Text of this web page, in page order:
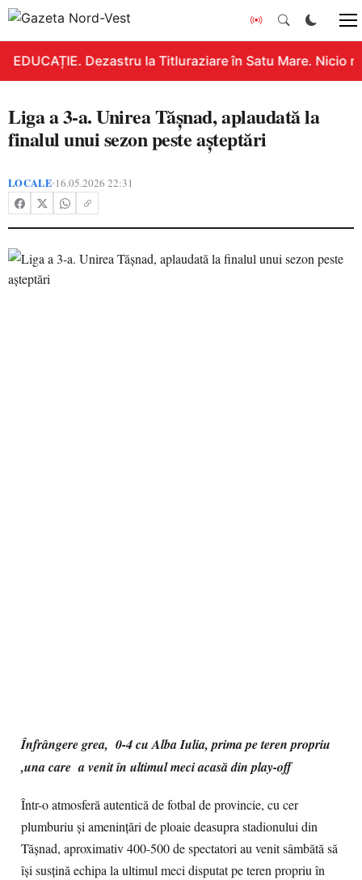
EDUCAȚIE. Dezastru la Titluraziare în Satu Mare. Nicio
Liga a 3-a. Unirea Tășnad, aplaudată la
finalul unui sezon peste așteptări
LOCALE•16.05.2026 22:31
Înfrângere grea, 0-4 cu Alba Iulia, prima pe teren propriu
,una care a venit în ultimul meci acasă din play-off
Într-o atmosferă autentică de fotbal de provincie, cu cer
plumburiu și amenințări de ploaie deasupra stadionului din
Tășnad, aproximativ 400-500 de spectatori au venit sâmbătă să
își susțină echipa la ultimul meci disputat pe teren propriu în